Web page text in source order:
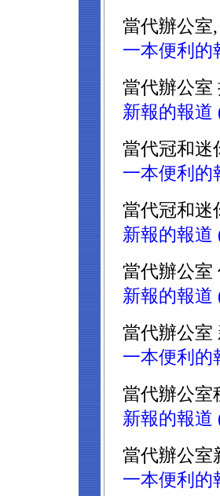
當代辦公室
一本便利的
當代辦公室
新報的報道
當代冠和迷
一本便利的
當代冠和迷
新報的報道
當代辦公室
新報的報道
當代辦公室
一本便利的
當代辦公室
新報的報道
當代辦公室
一本便利的